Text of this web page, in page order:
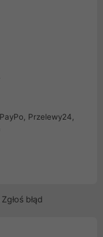
Przelewy24,
błąd